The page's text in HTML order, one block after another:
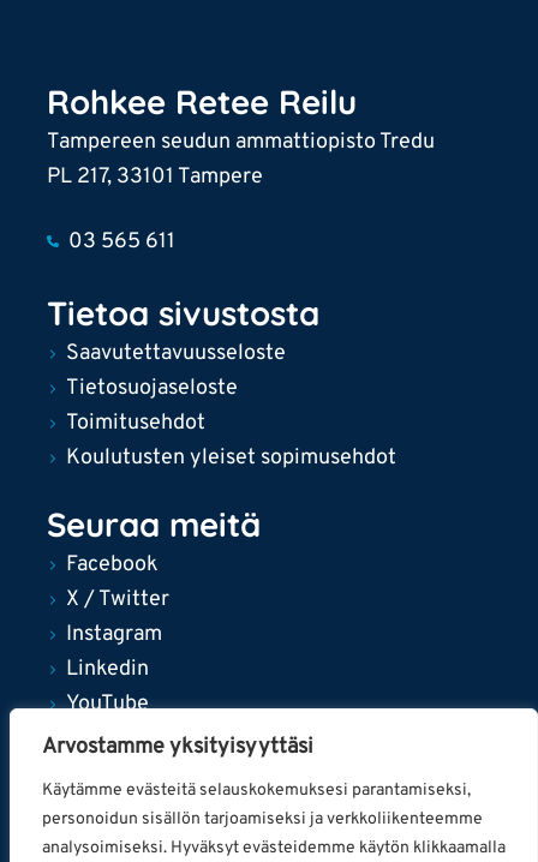
Arvostamme yksityisyyttäsi
Käytämme evästeitä selauskokemuksesi parantamiseksi,
personoidun sisällön tarjoamiseksi ja verkkoliikenteemme
analysoimiseksi. Hyväksyt evästeidemme käytön klikkaamalla
Rohkee Retee Reilu
Tampereen seudun ammattiopisto Tredu
PL 217, 33101 Tampere
03 565 611
Tietoa sivustosta
Saavutettavuusseloste
Tietosuojaseloste
Toimitusehdot
Koulutusten yleiset sopimusehdot
Seuraa meitä
Facebook
X / Twitter
Instagram
Linkedin
YouTube
© 2024 Tampereen kaupunki